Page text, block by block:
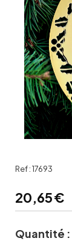
Ref :17693
20,65€
Quantité :